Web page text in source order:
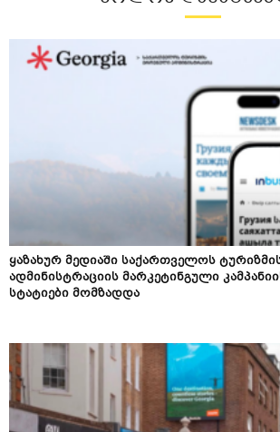
ყაზახურ მედიაში საქართველოს
ადმინისტრაციის მარკეტინგული
სტატიები მომზადდა